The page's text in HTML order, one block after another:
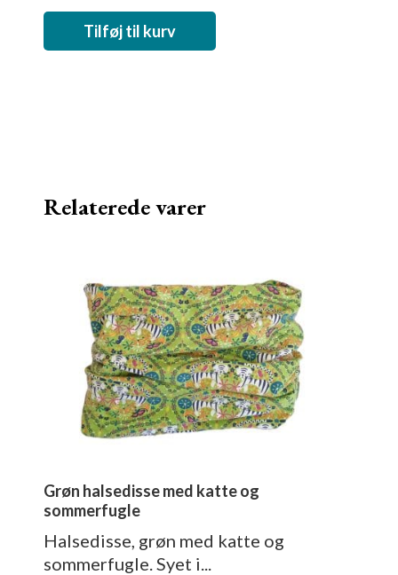
Tilføj til kurv
Relaterede varer
Grøn halsedisse med katte og
sommerfugle
Halsedisse, grøn med katte og
sommerfugle. Syet i...